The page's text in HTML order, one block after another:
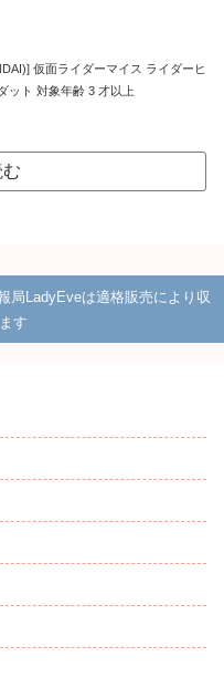
仮面ライダーマイス ライダーヒ
ット 対象年齢 3 才以上
局LadyEveは適格販売により収
す